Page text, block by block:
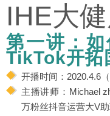
IHE大
第一讲：
TikTok开拓
开播时间：2020.4.6
主播讲师：Michael
万粉丝抖音运营大V助